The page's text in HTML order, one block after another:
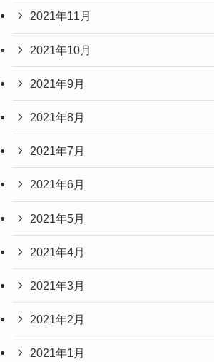
2021年11月
2021年10月
2021年9月
2021年8月
2021年7月
2021年6月
2021年5月
2021年4月
2021年3月
2021年2月
2021年1月